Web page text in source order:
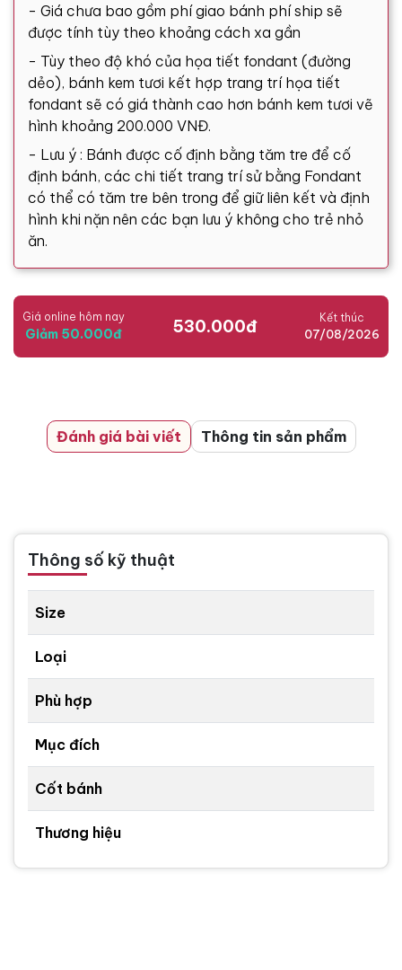
- Giá chưa bao gồm phí giao bánh phí ship sẽ
được tính tùy theo khoảng cách xa gần
- Tùy theo độ khó của họa tiết fondant (đường
dẻo), bánh kem tươi kết hợp trang trí họa tiết
fondant sẽ có giá thành cao hơn bánh kem tươi vẽ
hình khoảng 200.000 VNĐ.
- Lưu ý : Bánh được cố định bằng tăm tre để cố
định bánh, các chi tiết trang trí sử bằng Fondant
có thể có tăm tre bên trong để giữ liên kết và định
hình khi nặn nên các bạn lưu ý không cho trẻ nhỏ
ăn.
Giá online hôm nay
Giảm 50.000đ 530.000đ Kết thúc
07/08/2026
Đánh giá bài viết Thông tin sản phẩm
Thông số kỹ thuật
Size
Loại
Phù hợp
Mục đích
Cốt bánh
Thương hiệu